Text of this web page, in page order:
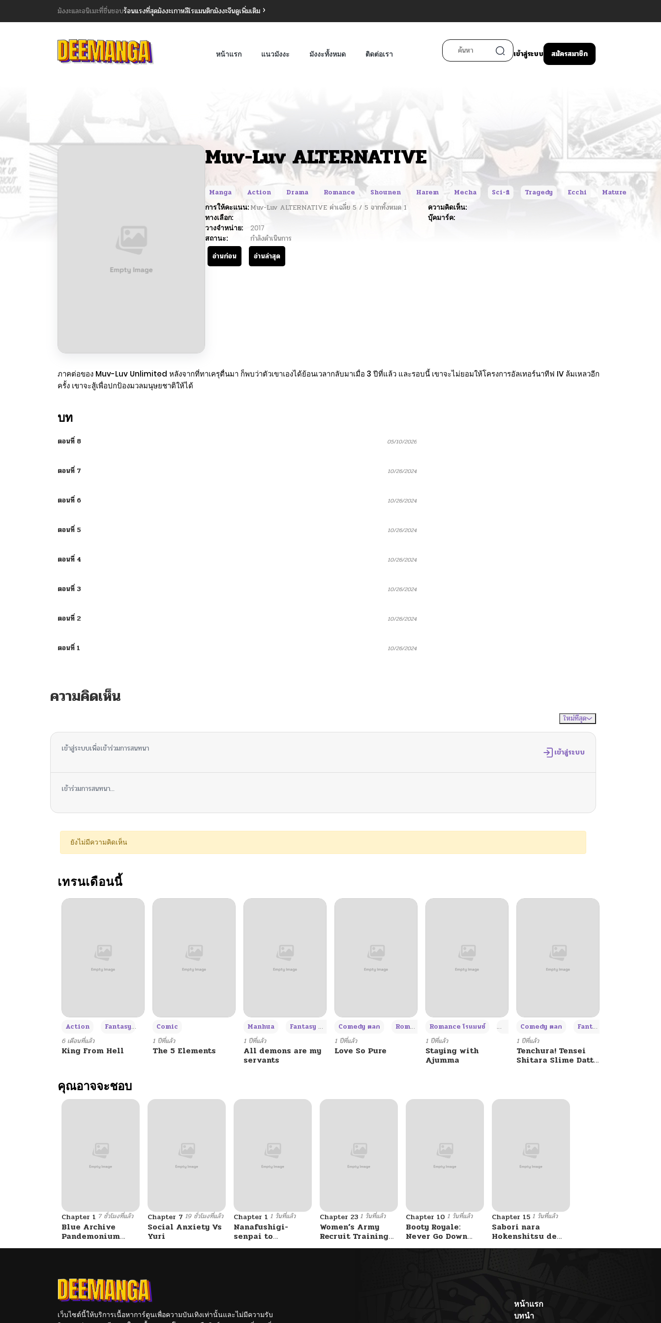
มังงะและอนิเมะที่ชื่นชอบร้อนแรงที่สุดมังงะเกาหลีโรแมนติกมังงะจีนดูเพิ่มเติม
หน้าแรก แนวมังงะ มังงะทั้งหมด ติดต่อเรา เข้าสู่ระบบ สมัครสมาชิก
Muv-Luv ALTERNATIVE
Manga Action Drama Romance Shounen Harem Mecha Sci-fi Tragedy Ecchi
Mature
การให้คะแนน: Muv-Luv ALTERNATIVE ค่าเฉลี่ย 5 / 5 จากทั้งหมด 1
ความคิดเห็น:
ทางเลือก:
บุ๊คมาร์ค:
วางจำหน่าย:
2017
สถานะ:
กำลังดำเนินการ
อ่านก่อน
อ่านล่าสุด
ภาคต่อของ Muv-Luv Unlimited หลังจากที่ทาเครุตื่นมา ก็พบว่าตัวเขาเองได้ย้อนเวลากลับมาเมื่อ 3 ปีที่แล้ว และรอบนี้ เขาจะไม่ยอมให้โครงการอัลเทอร์นาทีฟ IV ล้มเหลวอีก
ครั้ง เขาจะสู้เพื่อปกป้องมวลมนุษยชาติให้ได้
บท
ตอนที่ 8 05/10/2026
ตอนที่ 7 10/26/2024
ตอนที่ 6 10/26/2024
ตอนที่ 5 10/26/2024
ตอนที่ 4 10/26/2024
ตอนที่ 3 10/26/2024
ตอนที่ 2 10/26/2024
ตอนที่ 1 10/26/2024
ความคิดเห็น
ใหม่ที่สุด
เข้าสู่ระบบเพื่อเข้าร่วมการสนทนา เข้าสู่ระบบ
เข้าร่วมการสนทนา...
ยังไม่มีความคิดเห็น
เทรนเดือนนี้
Action Fantasy
6 เดือนที่แล้ว
King From Hell
Comic
1 ปีที่แล้ว
The 5 Elements
Manhua Fantasy แฟนตาซี +3
1 ปีที่แล้ว
All demons are my
servants
Comedy ตลก Romance โรแมนซ์ +4
1 ปีที่แล้ว
Love So Pure
Romance โรแมนซ์ Adult ผู้ใหญ่ +4
1 ปีที่แล้ว
Staying with
Ajumma
Comedy ตลก Fantasy แฟนตาซี
1 ปีที่แล้ว
Tenchura! Tensei
Shitara Slime Datta
คุณอาจจะชอบ
Chapter 1 7 ชั่วโมงที่แล้ว
Blue Archive
Pandemonium
Vacation By
Chapter 7 19 ชั่วโมงที่แล้ว
Social Anxiety Vs
Yuri
Chapter 1 1 วันที่แล้ว
Nanafushigi-
senpai to
Tetsujin-kun
Chapter 23 1 วันที่แล้ว
Women’s Army
Recruit Training
Center
Chapter 10 1 วันที่แล้ว
Booty Royale:
Never Go Down
Without A Fight!
Chapter 15 1 วันที่แล้ว
Sabori nara
Hokenshitsu de
Douzo?
เว็บไซต์นี้ให้บริการเนื้อหาการ์ตูนเพื่อความบันเทิงเท่านั้นและไม่มีความรับ
หน้าแรก
บทนำ